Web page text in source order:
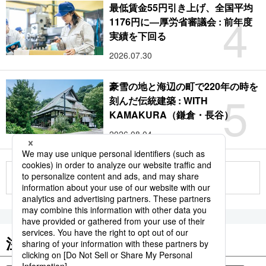
4
最低賃金55円引き上げ、全国平均
1176円に―厚労省審議会 : 前年度
実績を下回る
2026.07.30
5
豪雪の地と海辺の町で220年の時を
刻んだ伝統建築 : WITH
KAMAKURA（鎌倉・長谷）
2026.08.04
もっと見る
注目のキーワード